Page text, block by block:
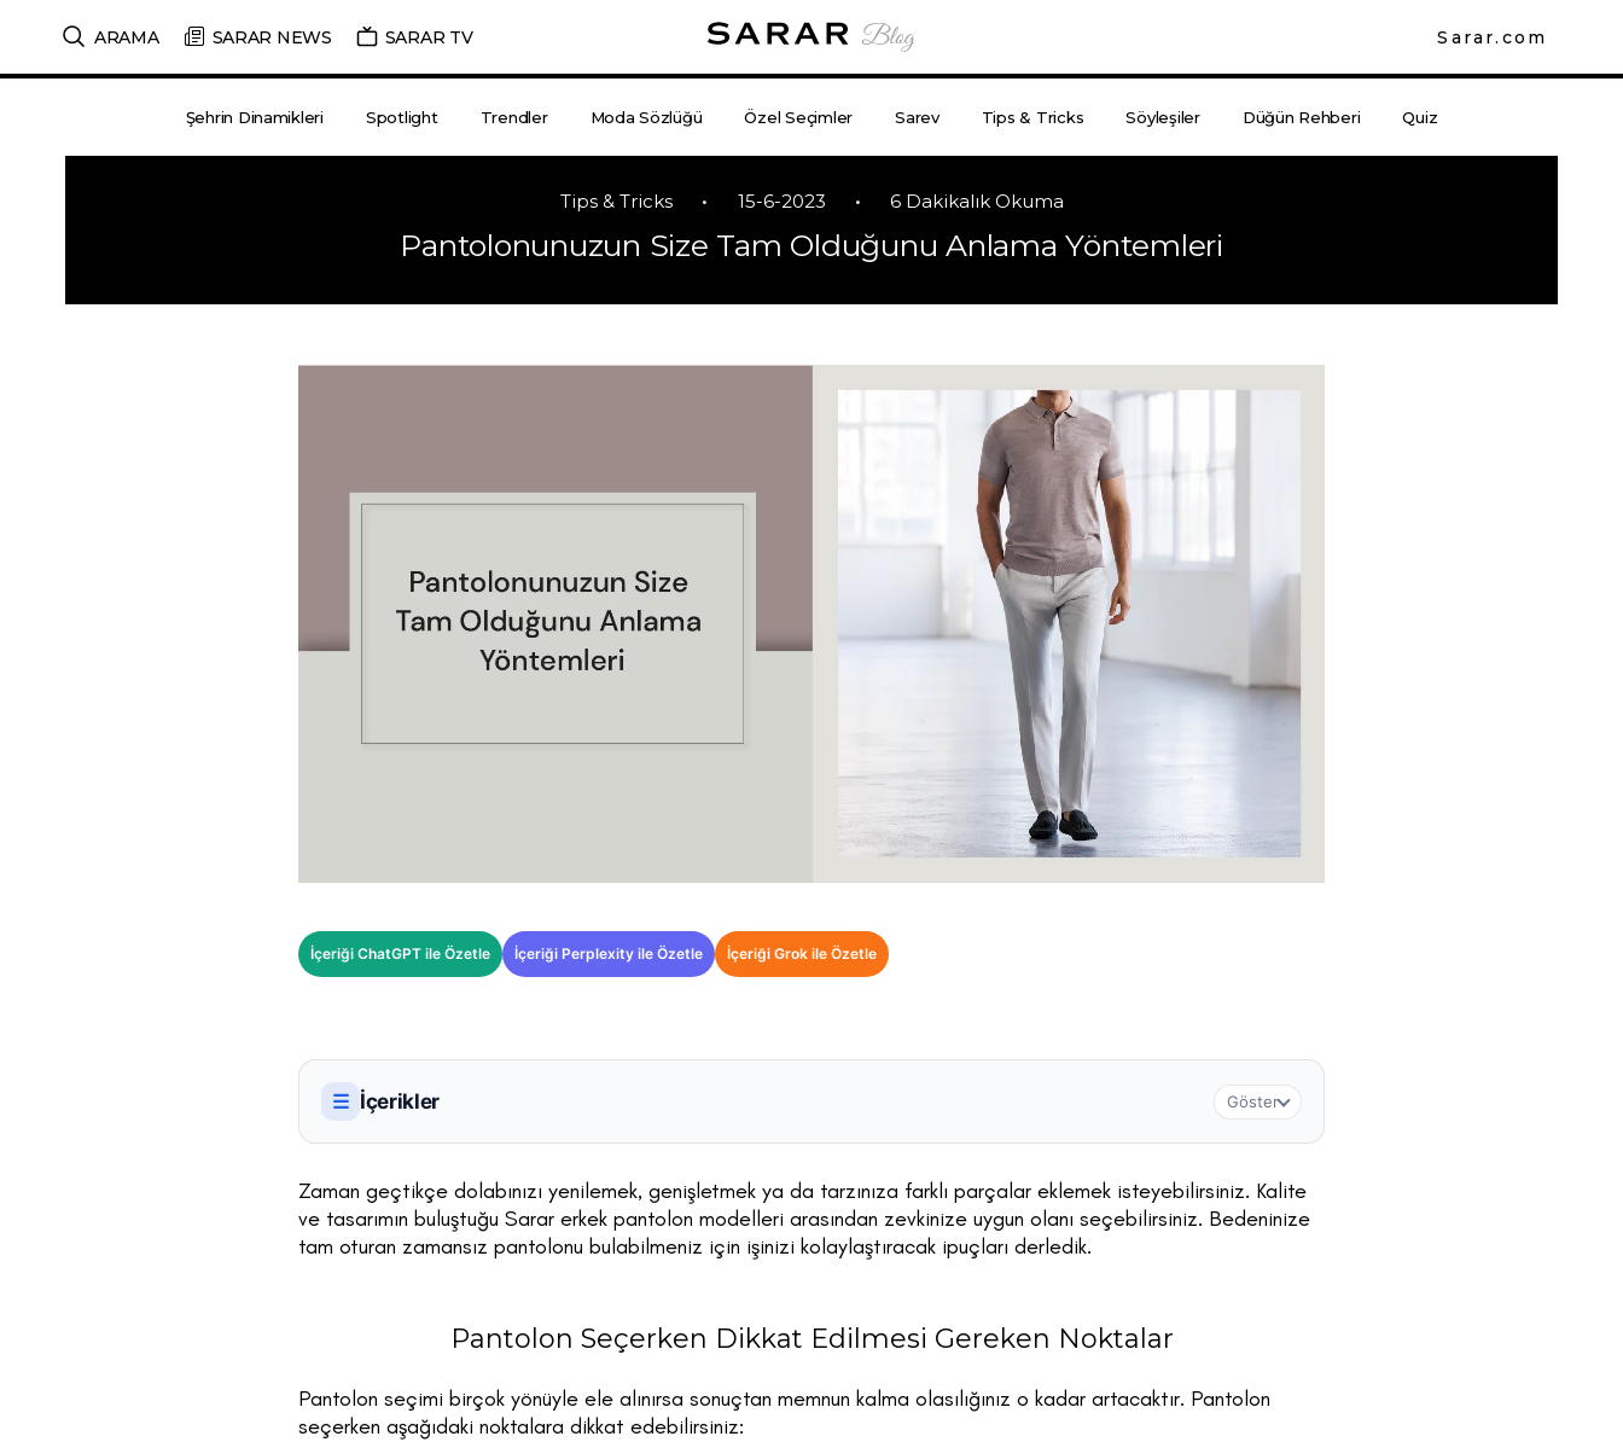
ARAMA SARAR NEWS SARAR TV Sarar.com
Şehrin Dinamikleri Spotlight Trendler Moda Sözlüğü Özel Seçimler Sarev Tips & Tricks Söyleşiler Düğün Rehberi Quiz
Tips & Tricks • 15-6-2023 • 6 Dakikalık Okuma
Pantolonunuzun Size Tam Olduğunu Anlama Yöntemleri
İçeriği ChatGPT ile Özetle İçeriği Perplexity ile Özetle İçeriği Grok ile Özetle
☰ İçerikler Göster
Zaman geçtikçe dolabınızı yenilemek, genişletmek ya da tarzınıza farklı parçalar eklemek isteyebilirsiniz. Kalite
ve tasarımın buluştuğu Sarar erkek pantolon modelleri arasından zevkinize uygun olanı seçebilirsiniz. Bedeninize
tam oturan zamansız pantolonu bulabilmeniz için işinizi kolaylaştıracak ipuçları derledik.
Pantolon Seçerken Dikkat Edilmesi Gereken Noktalar
Pantolon seçimi birçok yönüyle ele alınırsa sonuçtan memnun kalma olasılığınız o kadar artacaktır. Pantolon
seçerken aşağıdaki noktalara dikkat edebilirsiniz: